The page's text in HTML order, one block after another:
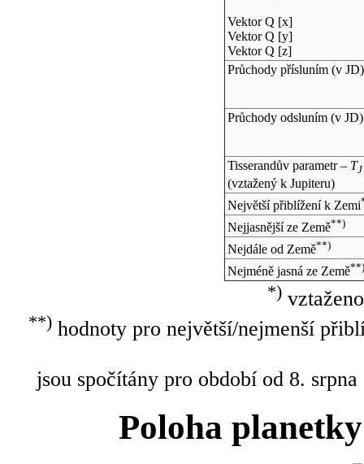
Vektor Q [x]
Vektor Q [y]
Vektor Q [z]
Průchody přísluním (v JD)
Průchody odsluním (v JD)
Tisserandův parametr – TJ
(vztažený k Jupiteru)
Největší přiblížení k Zemi
Nejjasnější ze Země**)
Nejdále od Země**)
Nejméně jasná ze Země**)
*)
**)hodnoty pro největší/nejmenší
jsou spočítány pro období od 8.
Poloha